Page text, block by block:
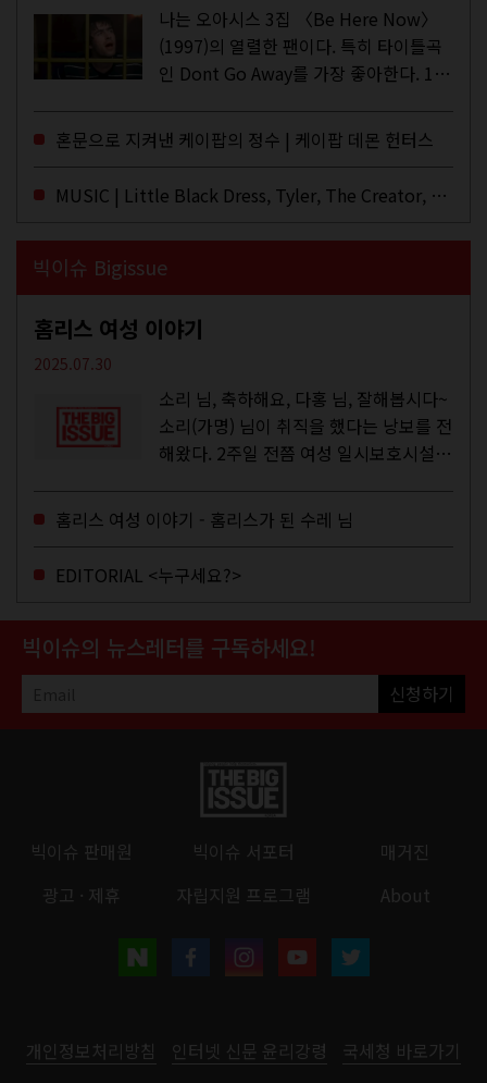
나는 오아시스 3집 〈Be Here Now〉
(1997)의 열렬한 팬이다. 특히 타이틀곡
인 Dont Go Away를 가장 좋아한다. 15
이브·데모·부틀렉을 합쳐 3만 번 이상은
듣지 않았나 싶다. 이토록...
혼문으로 지켜낸 케이팝의 정수 | 케이팝 데몬 헌터스
MUSIC | Little Black Dress, Tyler, The Creator, Essie Jain
빅이슈 Bigissue
홈리스 여성 이야기
2025.07.30
소리 님, 축하해요, 다홍 님, 잘해봅시다~
소리(가명) 님이 취직을 했다는 낭보를 전
해왔다. 2주일 전쯤 여성 일시보호시설에
고, 저 오늘이 마지막이에요, 이렇게 인사
를 하고 가셨던...
홈리스 여성 이야기 - 홈리스가 된 수레 님
EDITORIAL <누구세요?>
빅이슈의 뉴스레터를 구독하세요!
신청하기
빅이슈 판매원 빅이슈 서포터
매거진
광고 · 제휴
자립지원 프로그램 About
개인정보처리방침 인터넷 신문 윤리강령 국세청 바로가기